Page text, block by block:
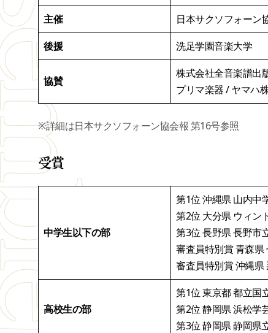
主催
日本サクソフォーン
後援
洗足学園音楽大学
協賛
株式会社全音楽譜出
プリマ楽器 / ヤマハ
※詳細は日本サクソフォーン協会報 第16号参照
受賞
中学生以下の部
第1位 沖縄県 山内中
第2位 大分県 ウィン
第3位 長野県 長野市
審査員特別賞 青森県
審査員特別賞 沖縄県
高校生の部
第1位 東京都 都立国
第2位 静岡県 浜松学
第3位 静岡県 静岡県